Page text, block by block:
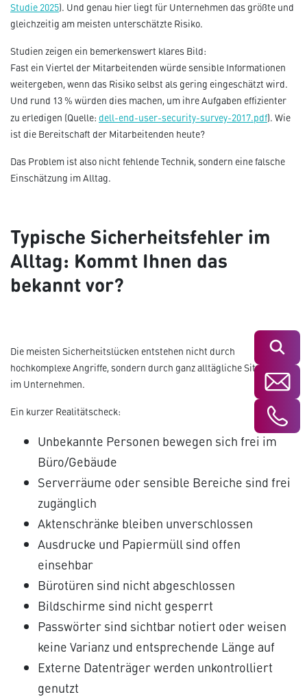
Suchen
Studie 2025). Und genau hier liegt für Unternehmen das größte und
gleichzeitig am meisten unterschätzte Risiko.
Studien zeigen ein bemerkenswert klares Bild:
Fast ein Viertel der Mitarbeitenden würde sensible Informationen
weitergeben, wenn das Risiko selbst als gering eingeschätzt wird.
Und rund 13 % würden dies machen, um ihre Aufgaben effizienter
zu erledigen (Quelle: dell-end-user-security-survey-2017.pdf). Wie
ist die Bereitschaft der Mitarbeitenden heute?
Das Problem ist also nicht fehlende Technik, sondern eine falsche
Einschätzung im Alltag.
Typische Sicherheitsfehler im
Alltag: Kommt Ihnen das
bekannt vor?
Die meisten Sicherheitslücken entstehen nicht durch
hochkomplexe Angriffe, sondern durch ganz alltägliche Situationen
im Unternehmen.
Ein kurzer Realitätscheck:
Unbekannte Personen bewegen sich frei im
Büro/Gebäude
Serverräume oder sensible Bereiche sind frei
zugänglich
Aktenschränke bleiben unverschlossen
Ausdrucke und Papiermüll sind offen
einsehbar
Bürotüren sind nicht abgeschlossen
Bildschirme sind nicht gesperrt
Passwörter sind sichtbar notiert oder weisen
keine Varianz und entsprechende Länge auf
Externe Datenträger werden unkontrolliert
genutzt